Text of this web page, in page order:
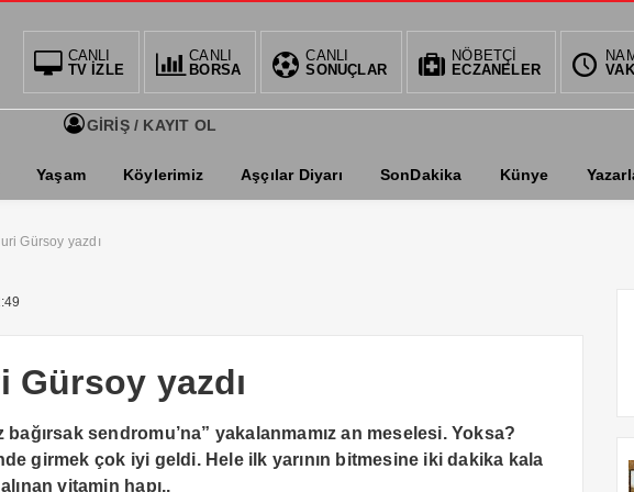
CANLI
TV İZLE
CANLI
BORSA
CANLI
SONUÇLAR
NÖBETÇİ
ECZANELER
BIST
0.61% 1.359,55 %
GİRİŞ / KAYIT OL
Yaşam Köylerimiz Aşçılar Diyarı SonDakika Künye
Gürsoy yazdı
Gürsoy yazdı
sendromu’na” yakalanmamız an meselesi. Yoksa?
girmek çok iyi geldi. Hele ilk yarının bitmesine iki dakika kala
vitamin hapı..